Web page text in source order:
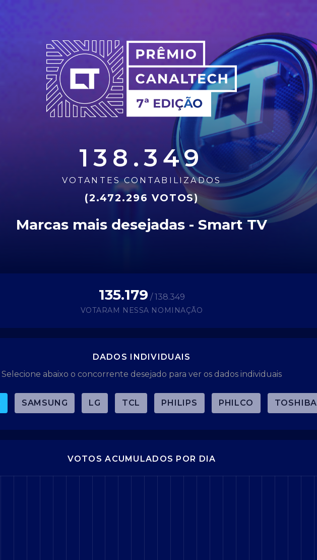
138.349
VOTANTES CONTABILIZADOS
(2.472.296 VOTOS)
135.179 / 138.349
VOTARAM NESSA NOMINAÇÃO
DADOS INDIVIDUAIS
Selecione abaixo o concorrente desejado para ver os dados individuais
SAMSUNG LG TCL PHILIPS PHILCO TOSHIBA
VOTOS ACUMULADOS POR DIA